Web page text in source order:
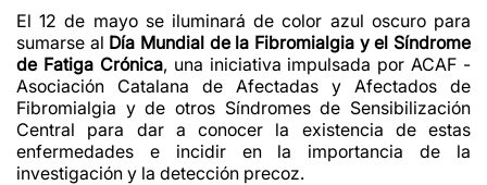
El 12 de mayo se iluminará de color azul oscuro para
sumarse al Día Mundial de la Fibromialgia y el Síndrome
de Fatiga Crónica, una iniciativa impulsada por ACAF -
Asociación Catalana de Afectadas y Afectados de
Fibromialgia y de otros Síndromes de Sensibilización
Central
para dar a conocer la existencia de estas
enfermedades e incidir en la importancia de la
investigación y la detección precoz.